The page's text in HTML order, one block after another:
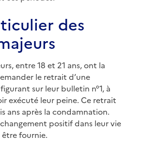
des
entre 18 et 21 ans, ont la
le retrait d’une
sur leur bulletin n°1, à
exécuté leur peine. Ce retrait
ans après la condamnation.
positif dans leur vie
fournie.